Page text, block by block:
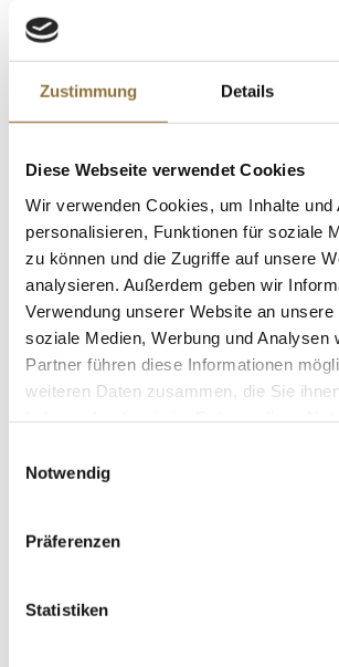
Zustimmung Details
Diese Webseite verwendet Cookies
Wir verwenden Cookies, um Inhalte und
personalisieren, Funktionen für soziale
zu können und die Zugriffe auf unsere
analysieren. Außerdem geben wir
Verwendung unserer Website an
soziale Medien, Werbung und Analysen
Partner führen diese Informationen
weiteren Daten zusammen, die Sie
Notwendig
Präferenzen
Statistiken
LEBENSMITTELKENNZEICHNUNGEN
€ 15,80
LEBENSMITTELKENNZEICHNUNGEN
ANEMOS Kapern
Art.Nr.:47683
Sardi, Pasta di